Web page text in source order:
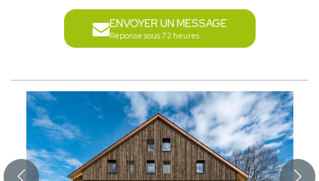
ENVOYER UN MESSAGE
Réponse sous 72 heures